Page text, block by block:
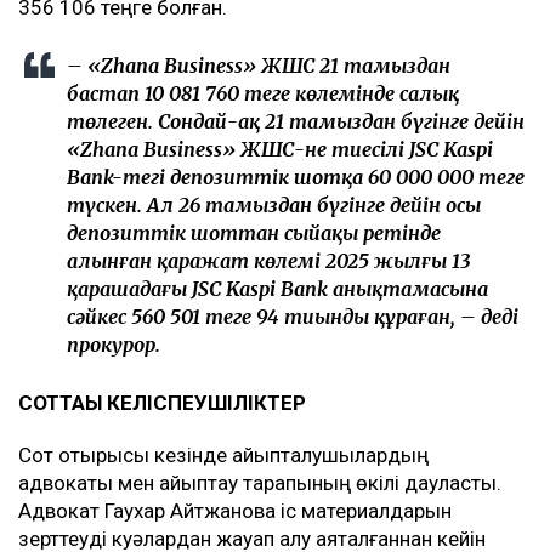
356 106 теңге болған.
– «Zhana Business» ЖШС 21 тамыздан
бастап 10 081 760 теңге көлемінде салық
төлеген. Сондай-ақ 21 тамыздан бүгінге дейін
«Zhana Business» ЖШС-не тиесілі JSC Kaspi
Bank-тегі депозиттік шотқа 60 000 000 теңге
түскен. Ал 26 тамыздан бүгінге дейін осы
депозиттік шоттан сыйақы ретінде
алынған қаражат көлемі 2025 жылғы 13
қарашадағы JSC Kaspi Bank анықтамасына
сәйкес 560 501 теңге 94 тиынды құраған, – деді
прокурор.
СОТТАҒЫ КЕЛІСПЕУШІЛІКТЕР
Сот отырысы кезінде айыпталушылардың
адвокаты мен айыптау тарапының өкілі даулаcты.
Адвокат Гаухар Айтжанова іс материалдарын
зерттеуді куәлардан жауап алу аяқталғаннан кейін